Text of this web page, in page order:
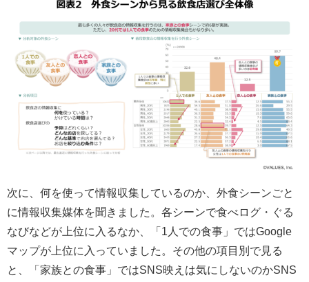
次に、何を使って情報収集しているのか、外食シーンごと
に情報収集媒体を聞きました。各シーンで食べログ・ぐる
なびなどが上位に入るなか、「1人での食事」ではGoogle
マップが上位に入っていました。その他の項目別で見る
と、「家族との食事」ではSNS映えは気にしないのかSNS